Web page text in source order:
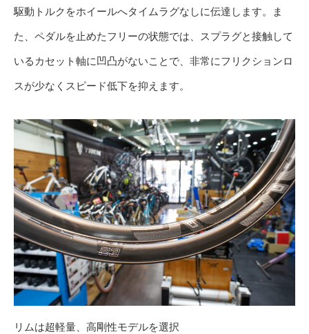
駆動トルクをホイールへタイムラグなしに伝達します。ま
た、ペダルを止めたフリーの状態では、スプラグと接触して
いるカセット軸に凹凸がないことで、非常にフリクションロ
スが少なくスピード低下を抑えます。
リムは超軽量、高剛性モデルを選択